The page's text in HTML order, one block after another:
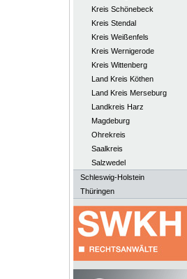
Kreis Schönebeck
Kreis Stendal
Kreis Weißenfels
Kreis Wernigerode
Kreis Wittenberg
Land Kreis Köthen
Land Kreis Merseburg
Landkreis Harz
Magdeburg
Ohrekreis
Saalkreis
Salzwedel
Schleswig-Holstein
Thüringen